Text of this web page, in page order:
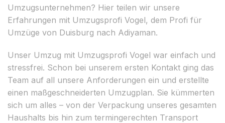
Umzugsunternehmen? Hier teilen wir unsere
Erfahrungen mit Umzugsprofi Vogel, dem Profi für
Umzüge von Duisburg nach Adiyaman.
Unser Umzug mit Umzugsprofi Vogel war einfach und
stressfrei. Schon bei unserem ersten Kontakt ging das
Team auf all unsere Anforderungen ein und erstellte
einen maßgeschneiderten Umzugplan. Sie kümmerten
sich um alles – von der Verpackung unseres gesamten
Haushalts bis hin zum termingerechten Transport